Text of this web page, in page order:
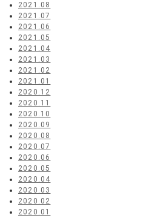
2021.08
2021.07
2021.06
2021.05
2021.04
2021.03
2021.02
2021.01
2020.12
2020.11
2020.10
2020.09
2020.08
2020.07
2020.06
2020.05
2020.04
2020.03
2020.02
2020.01